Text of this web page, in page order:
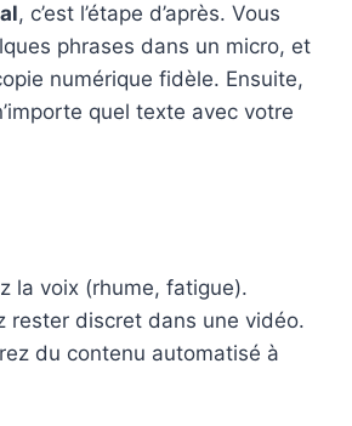
, c’est l’étape d’après. Vous
phrases dans un micro, et
numérique fidèle. Ensuite,
quel texte avec votre
la voix (rhume, fatigue).
rester discret dans une vidéo.
du contenu automatisé à